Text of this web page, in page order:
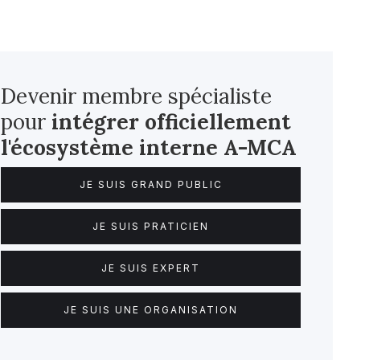
Devenir membre spécialiste
pour intégrer officiellement
l'écosystème interne A-MCA
JE SUIS GRAND PUBLIC
JE SUIS PRATICIEN
JE SUIS EXPERT
JE SUIS UNE ORGANISATION